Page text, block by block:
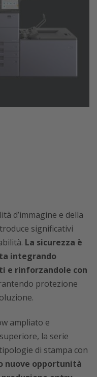
d’immagine e della
significativi
La sicurezza è
integrando
e rinforzandole con
protezione
ampliato e
la serie
di stampa con
nuove opportunità